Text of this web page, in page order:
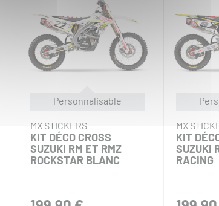
Personnalisable
MX STICKERS
KIT DÉCO CROSS
SUZUKI RM ET RMZ
ROCKSTAR BLANC
MX
KIT
SUZUKI
RACING